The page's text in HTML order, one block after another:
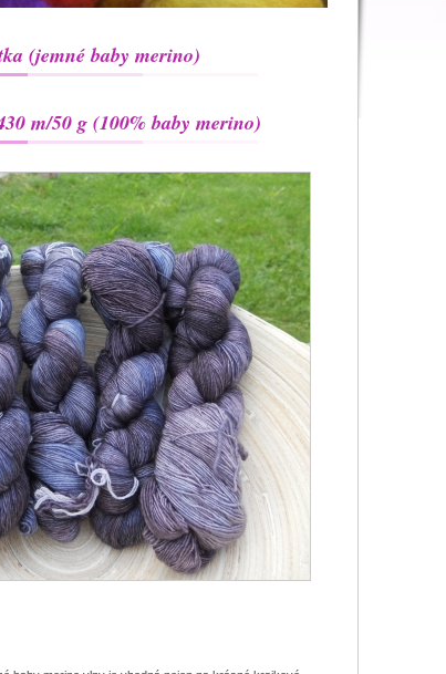
(jemné baby merino)
m/50 g (100% baby merino)